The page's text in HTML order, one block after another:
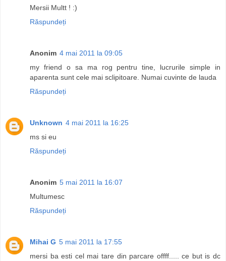
Mersii Multt ! :)
Răspundeți
Anonim 4 mai 2011 la 09:05
my friend o sa ma rog pentru tine, lucrurile simple in
aparenta sunt cele mai sclipitoare. Numai cuvinte de lauda
Răspundeți
Unknown 4 mai 2011 la 16:25
ms si eu
Răspundeți
Anonim 5 mai 2011 la 16:07
Multumesc
Răspundeți
Mihai G 5 mai 2011 la 17:55
mersi ba esti cel mai tare din parcare offff..... ce but is dc